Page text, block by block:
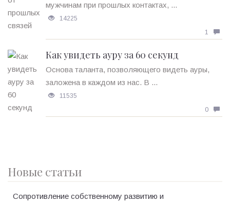
мужчинам при прошлых контактах, ...
14225
1
Как увидеть ауру за 60 секунд
Основа таланта, позволяющего видеть ауры,
заложена в каждом из нас. В ...
11535
0
Новые статьи
Сопротивление собственному развитию и